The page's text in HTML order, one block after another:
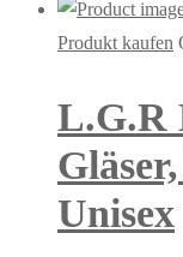
Produkt kaufen
L.G.R
Unisex